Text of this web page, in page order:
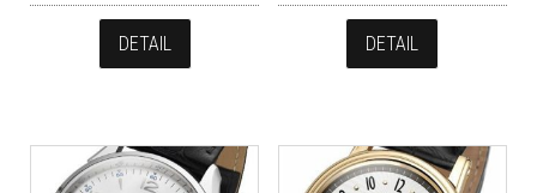
DETAIL DETAIL